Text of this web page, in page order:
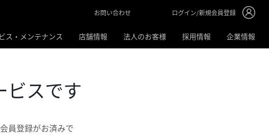
お問い合わせ ログイン/新規会員登録
ス・メンテナンス 店舗情報 法人のお客様 採用情報 企業情報
ビスです
員登録がお済みで